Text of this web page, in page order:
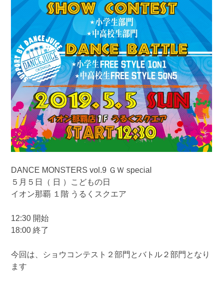
DANCE MONSTERS vol.9 ＧＷ special
５月５日（ 日 ）こどもの日
イオン那覇 １階 うるくスクエア
12:30 開始
18:00 終了
今回は、ショウコンテスト２部門とバトル２部門となり
ます